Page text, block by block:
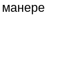
манере